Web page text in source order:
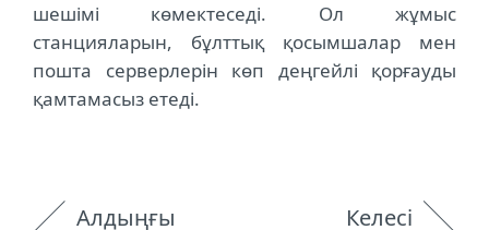
шешімі көмектеседі. Ол жұмыс
станцияларын, бұлттық қосымшалар мен
пошта серверлерін көп деңгейлі қорғауды
қамтамасыз етеді.
Алдыңғы
Келесі